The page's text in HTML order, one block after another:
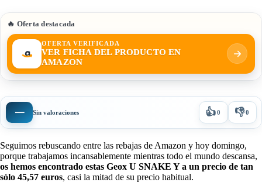
🔥 Oferta destacada
OFERTA VERIFICADA
VER FICHA DEL PRODUCTO EN
AMAZON
— Sin valoraciones 👍0 👎0
Seguimos rebuscando entre las rebajas de Amazon y hoy domingo,
porque trabajamos incansablemente mientras todo el mundo descansa,
os hemos encontrado estas Geox U SNAKE Y a un precio de tan
sólo 45,57 euros, casi la mitad de su precio habitual.